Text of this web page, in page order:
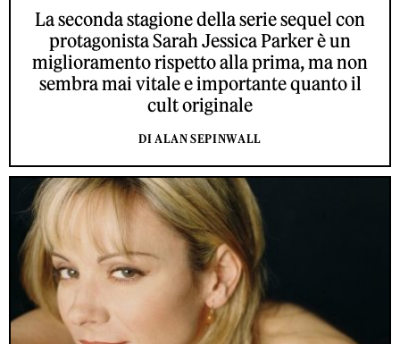
La seconda stagione della serie sequel con
protagonista Sarah Jessica Parker è un
miglioramento rispetto alla prima, ma non
sembra mai vitale e importante quanto il
cult originale
DI ALAN SEPINWALL